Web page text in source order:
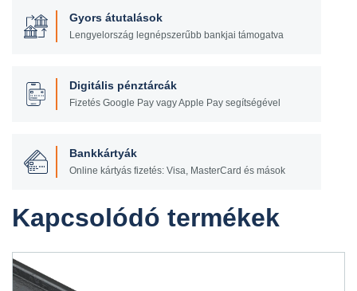
Gyors átutalások
Lengyelország legnépszerűbb bankjai támogatva
Digitális pénztárcák
Fizetés Google Pay vagy Apple Pay segítségével
Bankkártyák
Online kártyás fizetés: Visa, MasterCard és mások
Kapcsolódó termékek